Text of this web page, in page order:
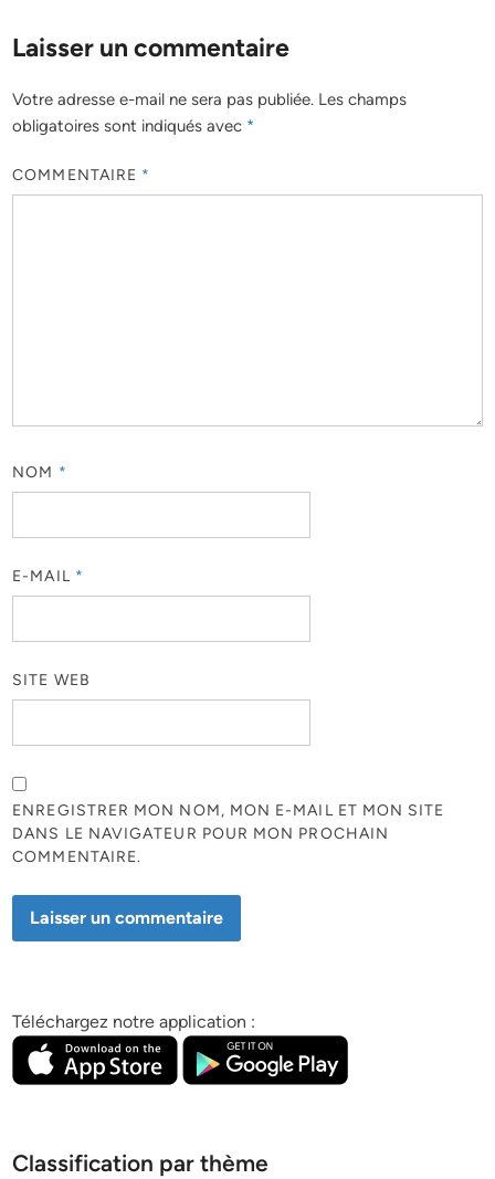
Laisser un commentaire
Votre adresse e-mail ne sera pas publiée. Les champs
obligatoires sont indiqués avec *
COMMENTAIRE *
NOM *
E-MAIL *
SITE WEB
ENREGISTRER MON NOM, MON E-MAIL ET MON SITE
DANS LE NAVIGATEUR POUR MON PROCHAIN
COMMENTAIRE.
Téléchargez notre application :
Classification par thème